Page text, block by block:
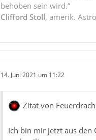
behoben sein wird.“
Clifford Stoll, amerik.
14. Juni 2021 um 11:22
Zitat von
Ich bin mir jetzt aus den